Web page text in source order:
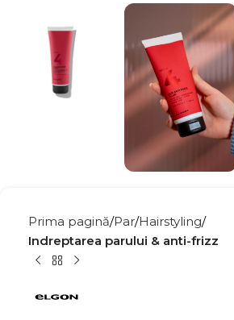
Prima pagină Par Hairstyling
Indreptarea parului & anti-frizz